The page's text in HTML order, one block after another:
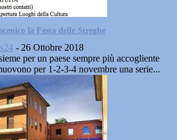
la Festa delle Streghe
- 26 Ottobre 2018
per un paese sempre più accogliente
per 1-2-3-4 novembre una serie...